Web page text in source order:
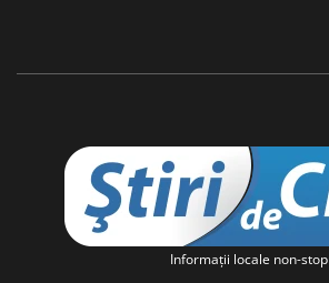
Informaţii locale non-stop